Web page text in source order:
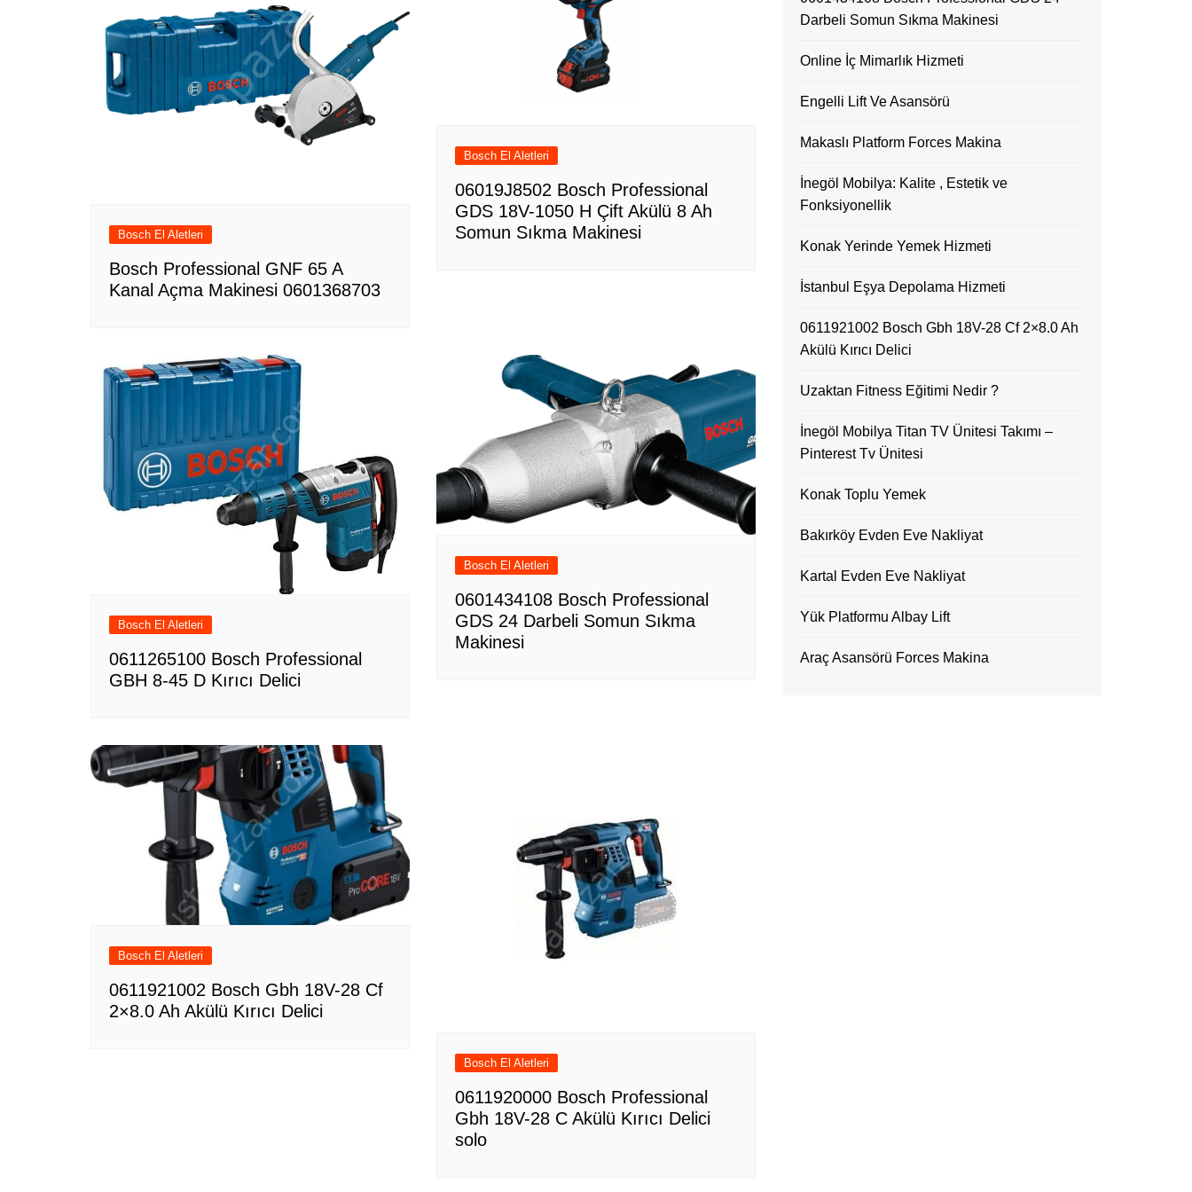
Bosch El Aletleri
Bosch Professional GNF 65 A
Kanal Açma Makinesi 0601368703
Bosch El Aletleri
06019J8502 Bosch Professional
GDS 18V-1050 H Çift Akülü 8 Ah
Somun Sıkma Makinesi
Bosch El Aletleri
0611265100 Bosch Professional
GBH 8-45 D Kırıcı Delici
Bosch El Aletleri
0601434108 Bosch Professional
GDS 24 Darbeli Somun Sıkma
Makinesi
Bosch El Aletleri
0611921002 Bosch Gbh 18V-28 Cf
2×8.0 Ah Akülü Kırıcı Delici
Bosch El Aletleri
0611920000 Bosch Professional
Gbh 18V-28 C Akülü Kırıcı Delici
solo
Darbeli Somun Sıkma Makinesi
Online İç Mimarlık Hizmeti
Engelli Lift Ve Asansörü
Makaslı Platform Forces Makina
İnegöl Mobilya: Kalite , Estetik ve
Fonksiyonellik
Konak Yerinde Yemek Hizmeti
İstanbul Eşya Depolama Hizmeti
0611921002 Bosch Gbh 18V-28 Cf 2×8.0 Ah
Akülü Kırıcı Delici
Uzaktan Fitness Eğitimi Nedir ?
İnegöl Mobilya Titan TV Ünitesi Takımı –
Pinterest Tv Ünitesi
Konak Toplu Yemek
Bakırköy Evden Eve Nakliyat
Kartal Evden Eve Nakliyat
Yük Platformu Albay Lift
Araç Asansörü Forces Makina